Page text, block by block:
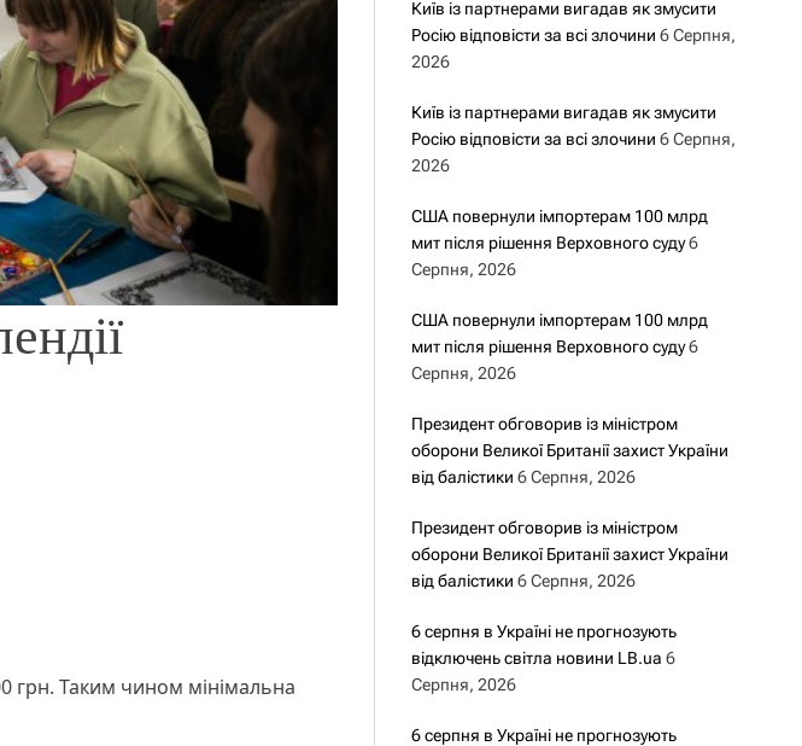
грн. Таким чином мінімальна
Київ із партнерами вигадав як змусити
Росію відповісти за всі злочини 6 Серпня,
2026
Київ із партнерами вигадав як змусити
Росію відповісти за всі злочини 6 Серпня,
2026
США повернули імпортерам 100 млрд
мит після рішення Верховного суду 6
Серпня, 2026
США повернули імпортерам 100 млрд
мит після рішення Верховного суду 6
Серпня, 2026
Президент обговорив із міністром
оборони Великої Британії захист України
від балістики 6 Серпня, 2026
Президент обговорив із міністром
оборони Великої Британії захист України
від балістики 6 Серпня, 2026
6 серпня в Україні не прогнозують
відключень світла новини LB.ua 6
Серпня, 2026
6 серпня в Україні не прогнозують